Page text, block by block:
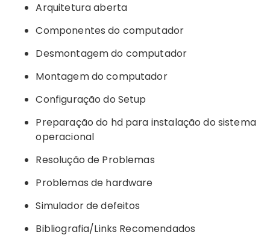
Arquitetura aberta
Componentes do computador
Desmontagem do computador
Montagem do computador
Configuração do Setup
Preparação do hd para instalação do sistema
operacional
Resolução de Problemas
Problemas de hardware
Simulador de defeitos
Bibliografia/Links Recomendados